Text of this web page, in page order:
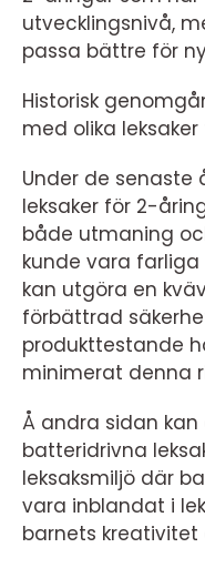
utvecklingsnivå,
passa bättre för
Historisk
med olika
Under de senaste
leksaker för 2-
både utmaning
kunde vara
kan utgöra en
förbättrad
produkttestande
minimerat denna
Å andra sidan
batteridrivna
leksaksmiljö där
vara inblandat i
barnets